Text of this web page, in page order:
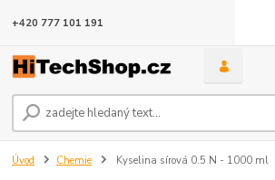
+420 777 101 191
Úvod Chemie Kyselina sírová 0.5 N - 1000 ml